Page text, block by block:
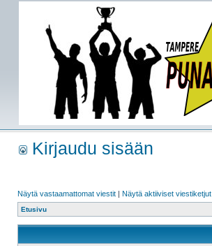
Kirjaudu sisään
Näytä vastaamattomat viestit | Näytä aktiiviset viestiketjut
Etusivu